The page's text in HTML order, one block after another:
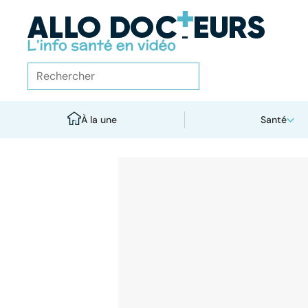
À la une Santé